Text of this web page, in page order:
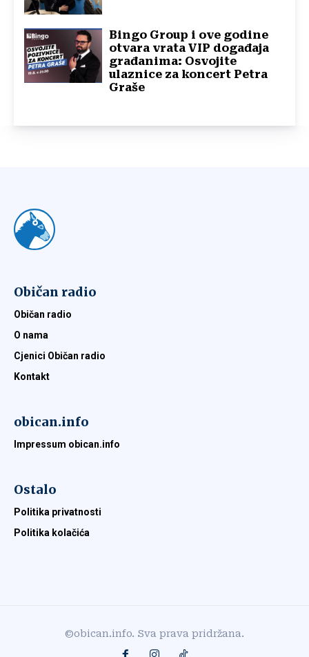
Bingo Group i ove godine
otvara vrata VIP događaja
građanima: Osvojite
ulaznice za koncert Petra
Graše
Običan radio
Običan radio
O nama
Cjenici Običan radio
Kontakt
obican.info
Impressum obican.info
Ostalo
Politika privatnosti
Politika kolačića
©obican.info. Sva prava pridržana.